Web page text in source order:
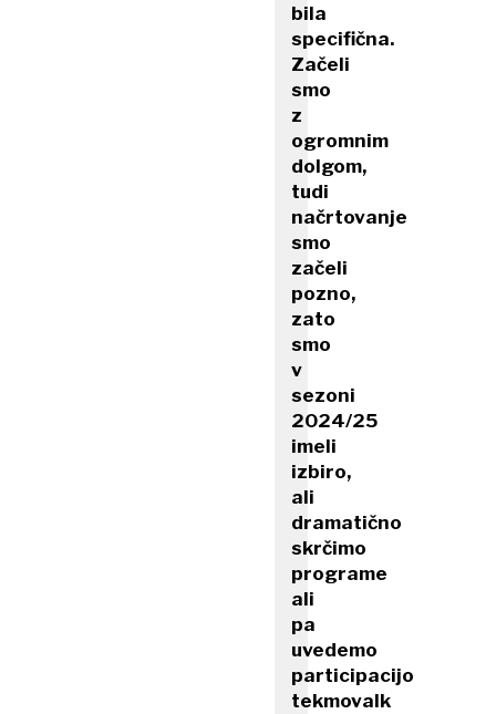
bila
specifična.
Začeli
smo
z
ogromnim
dolgom,
tudi
načrtovanje
smo
začeli
pozno,
zato
smo
v
sezoni
2024/25
imeli
izbiro,
ali
dramatično
skrčimo
programe
ali
pa
uvedemo
participacijo
tekmovalk